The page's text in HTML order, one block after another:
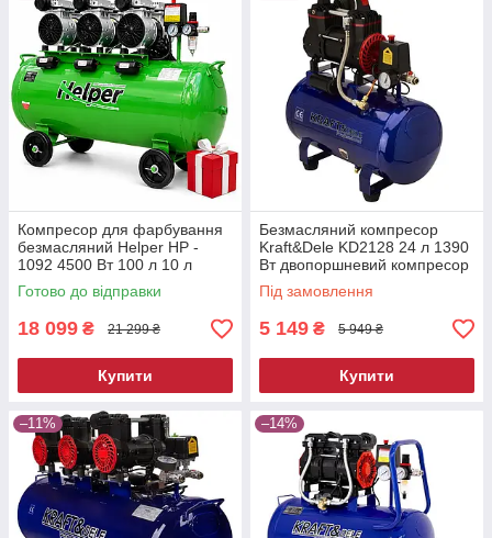
Компресор для фарбування
безмасляний Helper HP -
1092 4500 Вт 100 л 10 л
безмасляний компресор для
автосервісу для деталей
Готово до відправки
18 099 ₴ 21 299 ₴
Купити
Безмасляний компресор
Kraft&Dele KD2128 24 л 1390
Вт двопоршневий компресор
220 л/хв
Під замовлення
5 149 ₴ 5 949 ₴
Купити
–11% –14%